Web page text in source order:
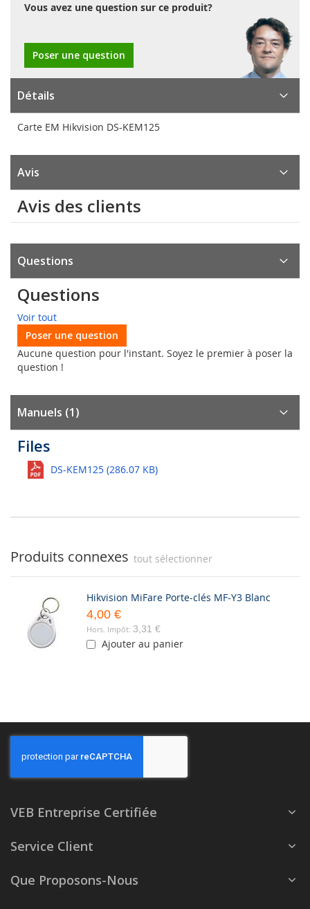
Vous avez une question sur ce produit?
Poser une question
Détails
Carte EM Hikvision DS-KEM125
Avis
Avis des clients
Questions
Questions
Voir tout
Poser une question
Aucune question pour l'instant. Soyez le premier à poser la
question !
Manuels (1)
Files
DS-KEM125 (286.07 KB)
Produits connexes tout sélectionner
Hikvision MiFare Porte-clés MF-Y3 Blanc
4,00 €
3,31 €
Ajouter au panier
VEB Entreprise Certifiée
Service Client
Que Proposons-Nous